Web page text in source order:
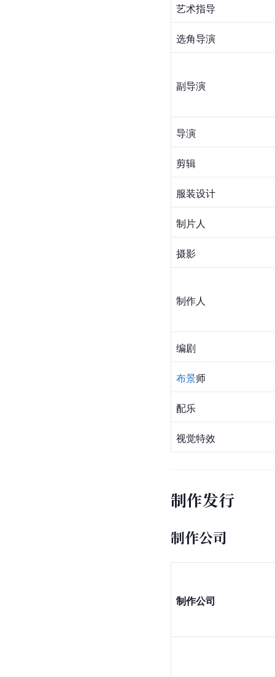
艺术指导
选角导演
副导演
导演
剪辑
服装设计
制片人
摄影
制作人
编剧
布景师
配乐
视觉特效
制作发行
制作公司
制作公司